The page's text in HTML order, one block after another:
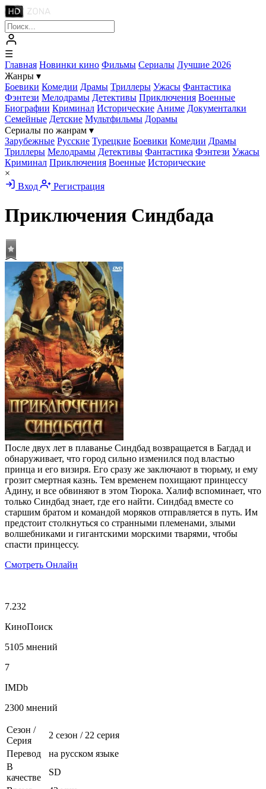
☰
Главная Новинки кино Фильмы Сериалы Лучшие 2026
Жанры ▾
Боевики Комедии Драмы Триллеры Ужасы Фантастика
Фэнтези Мелодрамы Детективы Приключения Военные
Биографии Криминал Исторические Аниме Документалки
Семейные Детские Мультфильмы Дорамы
Сериалы по жанрам ▾
Зарубежные Русские Турецкие Боевики Комедии Драмы
Триллеры Мелодрамы Детективы Фантастика Фэнтези Ужасы
Криминал Приключения Военные Исторические
×
Вход
Регистрация
Приключения Синдбада
После двух лет в плаванье Синдбад возвращается в Багдад и
обнаруживает, что город сильно изменился под властью
принца и его визиря. Его сразу же заключают в тюрьму, и ему
грозит смертная казнь. Тем временем похищают принцессу
Адину, и все обвиняют в этом Тюрока. Халиф вспоминает, что
только Синдбад знает, где его найти. Синдбад вместе со
старшим братом и командой моряков отправляется в путь. Им
предстоит столкнуться со странными племенами, злыми
волшебниками и гигантскими морскими тварями, чтобы
спасти принцессу.
Смотреть Онлайн
7.232
КиноПоиск
5105 мнений
7
IMDb
2300 мнений
Сезон /
Серия
2 сезон / 22 серия
Перевод
на русском языке
В
качестве
SD